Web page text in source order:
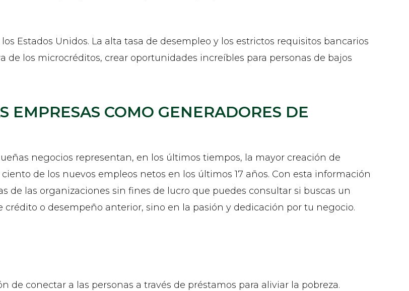
Estados Unidos. La alta tasa de desempleo y los estrictos requisitos bancarios
de los microcréditos, crear oportunidades increíbles para personas de bajos
EMPRESAS COMO GENERADORES DE
negocios representan, en los últimos tiempos, la mayor creación de
de los nuevos empleos netos en los últimos 17 años. Con esta información
las organizaciones sin fines de lucro que puedes consultar si buscas un
o desempeño anterior, sino en la pasión y dedicación por tu negocio.
de conectar a las personas a través de préstamos para aliviar la pobreza.